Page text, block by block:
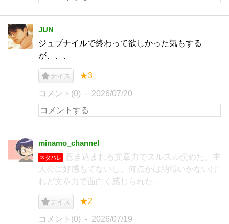
JUN
ジュブナイルで終わって欲しかった気もする
が、、、
ナイス ★3
コメント(0) 2026/07/20
minamo_channel
ネタバレ
惹き込まれる文章力でスルスル読めた。主
人公に好感もてないし、何点かは納得いかないけ
れど文章力で面白く感じられた。
ナイス ★2
コメント(0) 2026/07/19